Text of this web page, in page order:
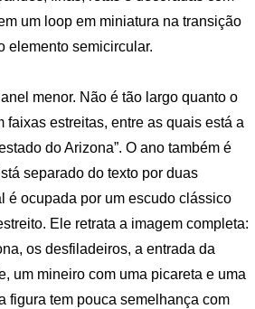
um loop em miniatura na transição
elemento semicircular.
menor. Não é tão largo quanto o
faixas estreitas, entre as quais está a
do Arizona”. O ano também é
separado do texto por duas
é ocupada por um escudo clássico
Ele retrata a imagem completa:
os desfiladeiros, a entrada da
um mineiro com uma picareta e uma
figura tem pouca semelhança com